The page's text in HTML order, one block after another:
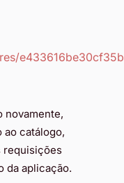
novamente,
catálogo,
requisições
da aplicação.